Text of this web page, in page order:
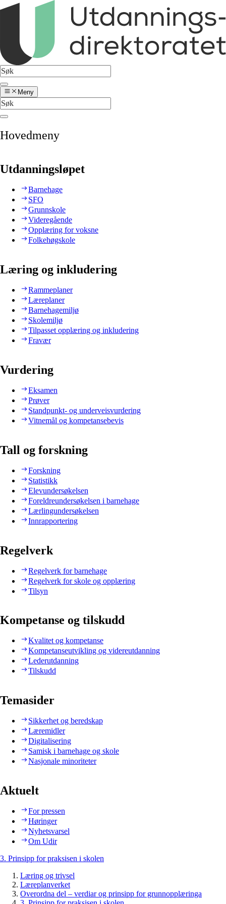
Meny
Hovedmeny
Utdanningsløpet
Barnehage
SFO
Grunnskole
Videregående
Opplæring for voksne
Folkehøgskole
Læring og inkludering
Rammeplaner
Læreplaner
Barnehagemiljø
Skolemiljø
Tilpasset opplæring og inkludering
Fravær
Vurdering
Eksamen
Prøver
Standpunkt- og underveisvurdering
Vitnemål og kompetansebevis
Tall og forskning
Forskning
Statistikk
Elevundersøkelsen
Foreldreundersøkelsen i barnehage
Lærlingundersøkelsen
Innrapportering
Regelverk
Regelverk for barnehage
Regelverk for skole og opplæring
Tilsyn
Kompetanse og tilskudd
Kvalitet og kompetanse
Kompetanseutvikling og videreutdanning
Lederutdanning
Tilskudd
Temasider
Sikkerhet og beredskap
Læremidler
Digitalisering
Samisk i barnehage og skole
Nasjonale minoriteter
Aktuelt
For pressen
Høringer
Nyhetsvarsel
Om Udir
3. Prinsipp for praksisen i skolen
Læring og trivsel
Læreplanverket
Overordna del – verdiar og prinsipp for grunnopplæringa